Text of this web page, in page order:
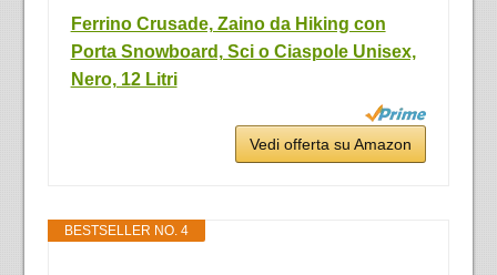
Ferrino Crusade, Zaino da Hiking con
Porta Snowboard, Sci o Ciaspole Unisex,
Nero, 12 Litri
Vedi offerta su Amazon
BESTSELLER NO. 4